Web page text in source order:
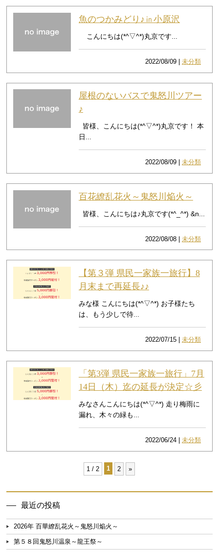
魚のつかみどり♪㏌小原沢
こんにちは(*^▽^*)丸京です...
2022/08/09 |未分類
屋根のないバスで鬼怒川ツアー
♪
皆様、こんにちは(*^▽^*)丸京です！ 本
日...
2022/08/09 |未分類
百花繚乱花火～鬼怒川焔火～
皆様、こんにちは♪丸京です(*^_^*) &n...
2022/08/08 |未分類
【第３弾 県民一家族一旅行】8
月末まで再延長♪♪
みな様 こんにちは(*^▽^*) お子様たち
は、もう少しで待...
2022/07/15 |未分類
「第3弾 県民一家族一旅行」7月
14日（木）迄の延長が決定☆彡
みなさんこんにちは(*^▽^*) 走り梅雨に
漏れ、木々の緑も...
2022/06/24 |未分類
1 / 2 1 2 »
最近の投稿
2026年 百華繚乱花火～鬼怒川焔火～
第５８回鬼怒川温泉～龍王祭～